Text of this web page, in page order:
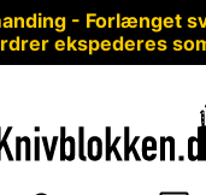
- Forlænget
ekspederes